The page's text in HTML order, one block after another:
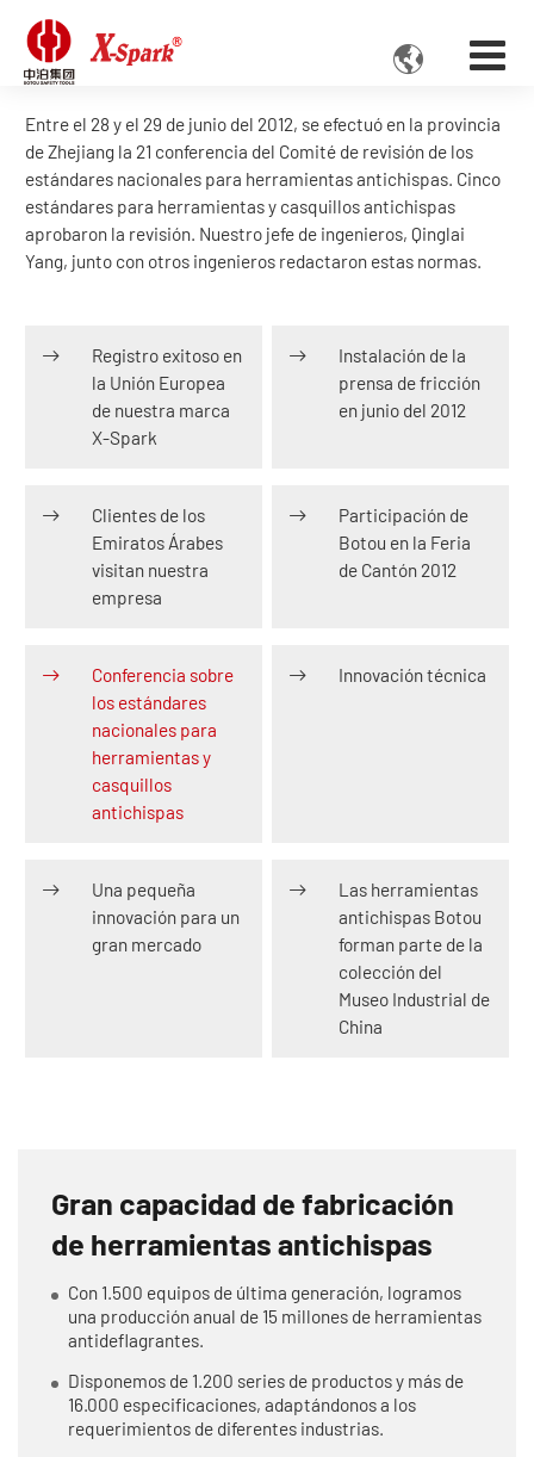

Entre el 28 y el 29 de junio del 2012, se efectuó en la provincia
de Zhejiang la 21 conferencia del Comité de revisión de los
estándares nacionales para herramientas antichispas. Cinco
estándares para herramientas y casquillos antichispas
aprobaron la revisión. Nuestro jefe de ingenieros, Qinglai
Yang, junto con otros ingenieros redactaron estas normas.
Registro exitoso en
la Unión Europea
de nuestra marca
X-Spark
Instalación de la
prensa de fricción
en junio del 2012
Clientes de los
Emiratos Árabes
visitan nuestra
empresa
Participación de
Botou en la Feria
de Cantón 2012
Conferencia sobre
los estándares
nacionales para
herramientas y
casquillos
antichispas
Innovación técnica
Una pequeña
innovación para un
gran mercado
Las herramientas
antichispas Botou
forman parte de la
colección del
Museo Industrial de
China
Gran capacidad de fabricación
de herramientas antichispas
Con 1.500 equipos de última generación, logramos
una producción anual de 15 millones de herramientas
antideflagrantes.
Disponemos de 1.200 series de productos y más de
16.000 especificaciones, adaptándonos a los
requerimientos de diferentes industrias.